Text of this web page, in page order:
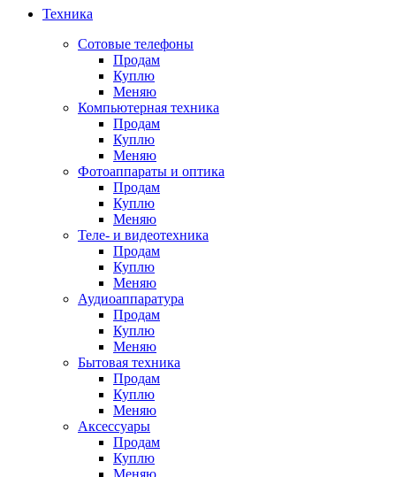
Техника
Сотовые телефоны
Продам
Куплю
Меняю
Компьютерная техника
Продам
Куплю
Меняю
Фотоаппараты и оптика
Продам
Куплю
Меняю
Теле- и видеотехника
Продам
Куплю
Меняю
Аудиоаппаратура
Продам
Куплю
Меняю
Бытовая техника
Продам
Куплю
Меняю
Аксессуары
Продам
Куплю
Меняю